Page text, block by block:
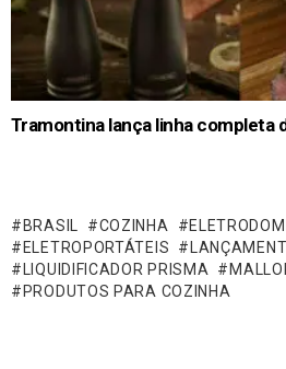
Tramontina lança linha completa
BRASIL COZINHA
ELETROPORTÁTEIS
LIQUIDIFICADOR PRISMA
PRODUTOS PARA COZINHA